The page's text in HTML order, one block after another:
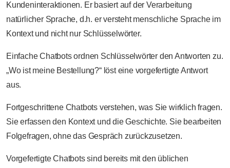
Kundeninteraktionen. Er basiert auf der Verarbeitung
natürlicher Sprache, d.h. er versteht menschliche Sprache im
Kontext und nicht nur Schlüsselwörter.
Einfache Chatbots ordnen Schlüsselwörter den Antworten zu.
„Wo ist meine Bestellung?“ löst eine vorgefertigte Antwort
aus.
Fortgeschrittene Chatbots verstehen, was Sie wirklich fragen.
Sie erfassen den Kontext und die Geschichte. Sie bearbeiten
Folgefragen, ohne das Gespräch zurückzusetzen.
Vorgefertigte Chatbots sind bereits mit den üblichen